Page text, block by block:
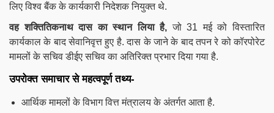
लिए विश्व बैंक के कार्यकारी निदेशक नियुक्त थे.
वह शक्तितिकनाथ दास का स्थान लिया है, जो 31 मई को विस्तारित
कार्यकाल के बाद सेवानिवृत्त हुए है. दास के जाने के बाद तपन रे को कॉरपोरेट
मामलों के सचिव डीईए सचिव का अतिरिक्त प्रभार दिया गया है.
उपरोक्त समाचार से महत्वपूर्ण तथ्य-
आर्थिक मामलों के विभाग वित्त मंत्रालय के अंतर्गत आता है.